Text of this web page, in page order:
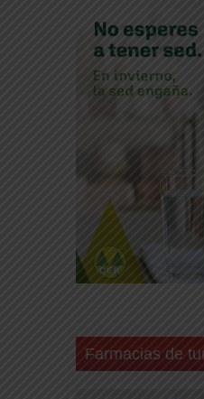
Farmacias de